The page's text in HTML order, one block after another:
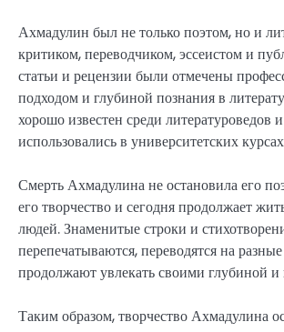
Ахмадулин был не только поэтом, но и
критиком, переводчиком, эссеистом и
статьи и рецензии были отмечены
подходом и глубиной познания в
хорошо известен среди литературоведов
использовались в университетских
Смерть Ахмадулина не остановила его
его творчество и сегодня продолжает
людей. Знаменитые строки и
перепечатываются, переводятся на
продолжают увлекать своими глубиной и
Таким образом, творчество Ахмадулина